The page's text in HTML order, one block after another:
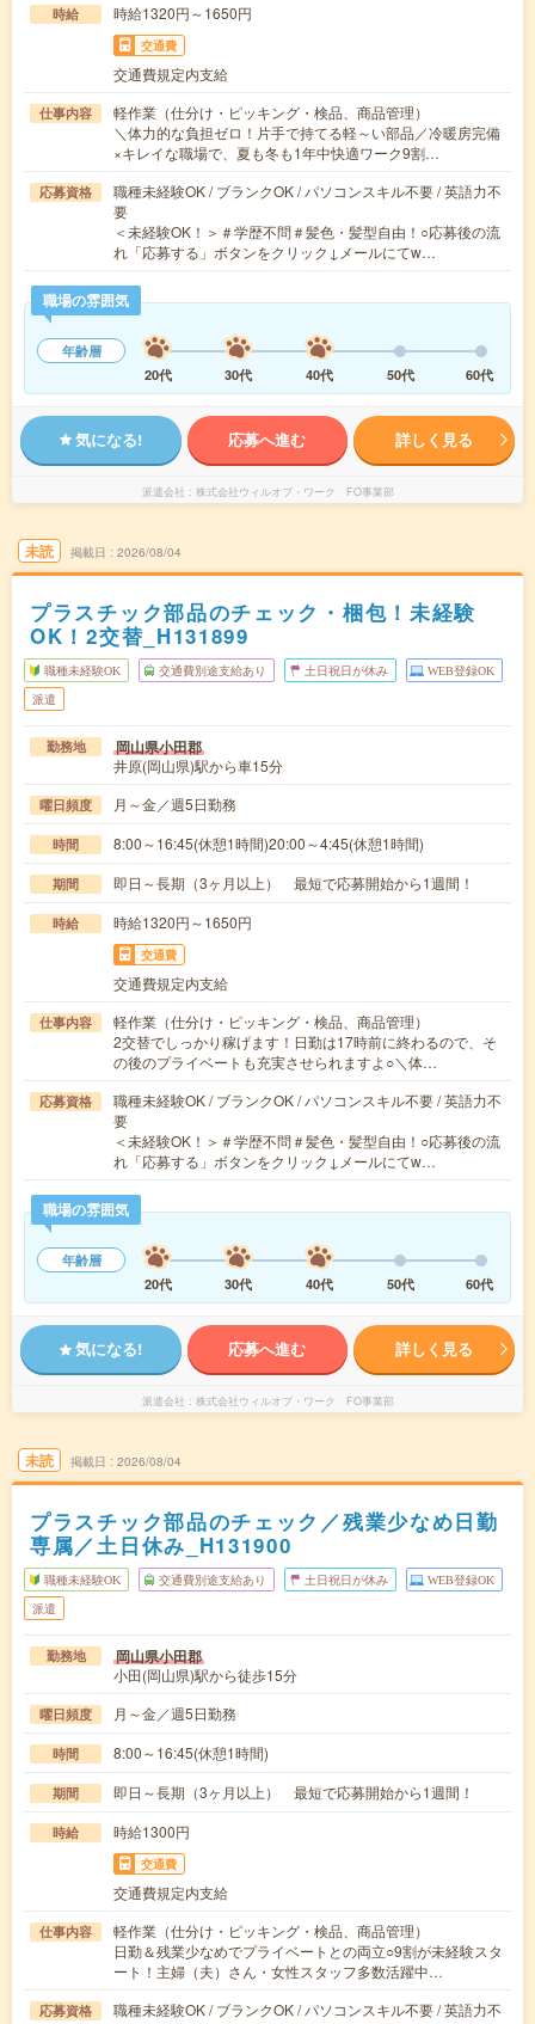
時給 時給1320円～1650円
交通費
交通費規定内支給
仕事内容
軽作業（仕分け・ピッキング・検品、商品管理）
＼体力的な負担ゼロ！片手で持てる軽～い部品／冷暖房完備
×キレイな職場で、夏も冬も1年中快適ワーク9割…
応募資格
職種未経験OK / ブランクOK / パソコンスキル不要 / 英語力不
要
＜未経験OK！＞＃学歴不問＃髪色・髪型自由！○応募後の流
れ「応募する」ボタンをクリック↓メールにてw…
職場の雰囲気
年齢層
20代
30代 40代 50代 60代
気になる! 応募へ進む 詳しく見る
派遣会社 株式会社ウィルオブ・ワーク FO事業部
未読 掲載日 2026/08/04
プラスチック部品のチェック・梱包！未経験
OK！2交替_H131899
職種未経験OK 交通費別途支給あり 土日祝日が休み WEB登録OK
派遣
勤務地 岡山県小田郡
井原(岡山県)駅から車15分
曜日頻度 月～金／週5日勤務
時間 8:00～16:45(休憩1時間)20:00～4:45(休憩1時間)
期間 即日～長期（3ヶ月以上） 最短で応募開始から1週間！
時給 時給1320円～1650円
交通費
交通費規定内支給
仕事内容
軽作業（仕分け・ピッキング・検品、商品管理）
2交替でしっかり稼げます！日勤は17時前に終わるので、そ
の後のプライベートも充実させられますよ○＼体…
応募資格
職種未経験OK / ブランクOK / パソコンスキル不要 / 英語力不
要
＜未経験OK！＞＃学歴不問＃髪色・髪型自由！○応募後の流
れ「応募する」ボタンをクリック↓メールにてw…
職場の雰囲気
年齢層
20代
30代 40代 50代 60代
気になる! 応募へ進む 詳しく見る
派遣会社 株式会社ウィルオブ・ワーク FO事業部
未読 掲載日 2026/08/04
プラスチック部品のチェック／残業少なめ日勤
専属／土日休み_H131900
職種未経験OK 交通費別途支給あり 土日祝日が休み WEB登録OK
派遣
勤務地 岡山県小田郡
小田(岡山県)駅から徒歩15分
曜日頻度 月～金／週5日勤務
時間 8:00～16:45(休憩1時間)
期間 即日～長期（3ヶ月以上） 最短で応募開始から1週間！
時給 時給1300円
交通費
交通費規定内支給
仕事内容
軽作業（仕分け・ピッキング・検品、商品管理）
日勤＆残業少なめでプライベートとの両立○9割が未経験スタ
ート！主婦（夫）さん・女性スタッフ多数活躍中…
応募資格
職種未経験OK / ブランクOK / パソコンスキル不要 / 英語力不